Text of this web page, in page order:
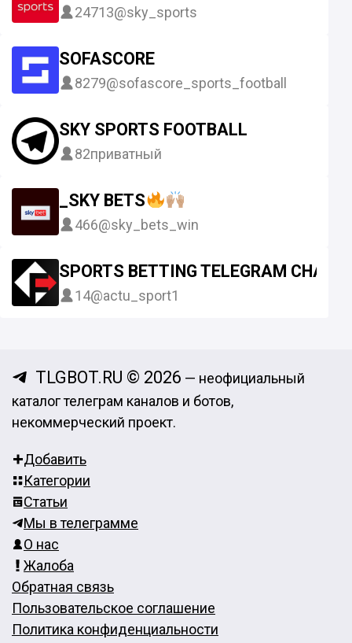
24713@sky_sports
SOFASCORE
8279@sofascore_sports_football
SKY SPORTS FOOTBALL
82приватный
_SKY BETS
466@sky_bets_win
SPORTS BETTING TELEGRAM
14@actu_sport1
TLGBOT.RU © 2026 — неофициальный
каталог телеграм каналов и ботов,
некоммерческий проект.
Добавить
Категории
Статьи
Мы в телеграмме
О нас
Жалоба
Обратная связь
Пользовательское соглашение
Политика конфиденциальности